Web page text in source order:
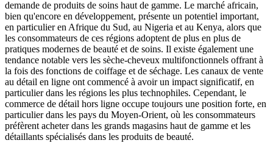
demande de produits de soins haut de gamme. Le marché africain,
bien qu'encore en développement, présente un potentiel important,
en particulier en Afrique du Sud, au Nigeria et au Kenya, alors que
les consommateurs de ces régions adoptent de plus en plus de
pratiques modernes de beauté et de soins. Il existe également une
tendance notable vers les sèche-cheveux multifonctionnels offrant à
la fois des fonctions de coiffage et de séchage. Les canaux de vente
au détail en ligne ont commencé à avoir un impact significatif, en
particulier dans les régions les plus technophiles. Cependant, le
commerce de détail hors ligne occupe toujours une position forte, en
particulier dans les pays du Moyen-Orient, où les consommateurs
préfèrent acheter dans les grands magasins haut de gamme et les
détaillants spécialisés dans les produits de beauté.